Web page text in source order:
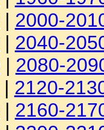
| 2000-
| 2040-
| 2080-
| 2120-
| 2160-